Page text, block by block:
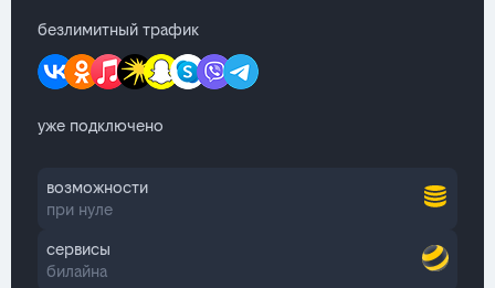
безлимитный трафик
уже подключено
возможности
при нуле
сервисы
билайна